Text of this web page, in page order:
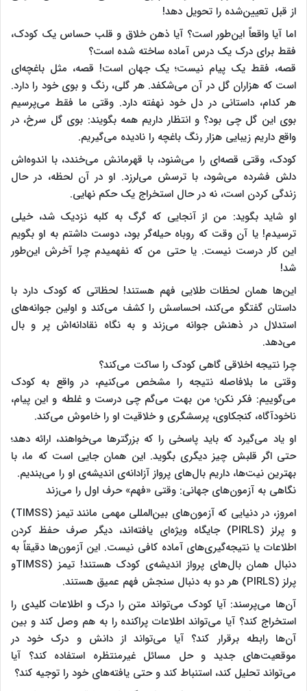
از قبل تعیین‌شده را تحویل دهد!
اما آیا واقعاً این‌طور است؟ آیا ذهن خلاق و قلب حساس یک کودک،
فقط برای درک یک درس آماده ساخته شده است؟
قصه، فقط یک پیام نیست؛ یک جهان است! قصه، مثل باغچه‌ای
است که هزاران گل در آن می‌شکفد. هر گلی، رنگ و بوی خود را دارد.
هر کدام، داستانی در دل خود نهفته دارد. وقتی ما فقط می‌پرسیم
بوی این گل چی بود؟ و انتظار داریم همه بگویند: بوی گل سرخ، در
واقع داریم زیبایی هزار رنگ باغچه را نادیده می‌گیریم.
کودک، وقتی قصه‌ای را می‌شنود، با قهرمانش می‌خندد، با اندوه‌اش
دلش فشرده می‌شود، با ترسش می‌لرزد. او در آن لحظه، در حال
زندگی کردن است، نه در حال استخراج یک حکم نهایی.
او شاید بگوید: من از آنجایی که گرگ به کلبه نزدیک شد، خیلی
ترسیدم! یا آن وقت که روباه حیله‌گر بود، دوست داشتم به او بگویم
این کار درست نیست. یا حتی من که نفهمیدم چرا آخرش این‌طور
شد!
این‌ها همان لحظات طلایی فهم هستند! لحظاتی که کودک دارد با
داستان گفتگو می‌کند، احساسش را کشف می‌کند و اولین جوانه‌های
استدلال در ذهنش جوانه می‌زند و به نگاه نقادانه‌اش پر و بال
می‌دهد.
چرا نتیجه اخلاقی گاهی کودک را ساکت می‌کند؟
وقتی ما بلافاصله نتیجه را مشخص می‌کنیم، در واقع به کودک
می‌گوییم: فکر نکن؛ من بهت می‌گم چی درست و غلطه و این پیام،
ناخودآگاه، کنجکاوی، پرسشگری و خلاقیت او را خاموش می‌کند.
او یاد می‌گیرد که باید پاسخی را که بزرگترها می‌خواهند، ارائه دهد؛
حتی اگر قلبش چیز دیگری بگوید. این همان جایی است که ما، با
بهترین نیت‌ها، داریم بال‌های پرواز آزادانه‌ی اندیشه‌ی او را می‌بندیم.
نگاهی به آزمون‌های جهانی: وقتی «فهم» حرف اول را می‌زند
امروز، در دنیایی که آزمون‌های بین‌المللی مهمی مانند تیمز (TIMSS)
و پرلز (PIRLS) جایگاه ویژه‌ای یافته‌اند، دیگر صرف حفظ کردن
اطلاعات یا نتیجه‌گیری‌های آماده کافی نیست. این آزمون‌ها دقیقاً به
دنبال همان بال‌های پرواز اندیشه‌ی کودک هستند! تیمز (TIMSSو
پرلز (PIRLS) هر دو به دنبال سنجش فهم عمیق هستند.
آن‌ها می‌پرسند: آیا کودک می‌تواند متن را درک و اطلاعات کلیدی را
استخراج کند؟ آیا می‌تواند اطلاعات پراکنده را به هم وصل کند و بین
آن‌ها رابطه برقرار کند؟ آیا می‌تواند از دانش و درک خود در
موقعیت‌های جدید و حل مسائل غیرمنتظره استفاده کند؟ آیا
می‌تواند تحلیل کند، استنباط کند و حتی یافته‌های خود را توجیه کند؟